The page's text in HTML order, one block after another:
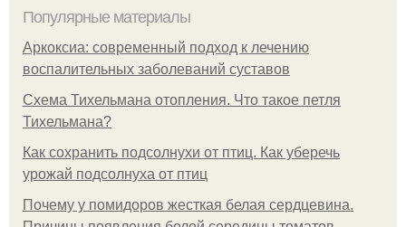
Популярные материалы
Аркоксиа: современный подход к лечению
воспалительных заболеваний суставов
Схема Тихельмана отопления. Что такое петля
Тихельмана?
Как сохранить подсолнухи от птиц. Как уберечь
урожай подсолнуха от птиц
Почему у помидоров жесткая белая сердцевина.